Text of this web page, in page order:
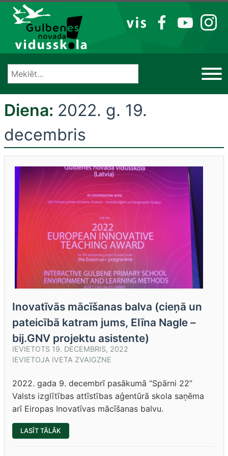
Izlaist
VIS
FB YT IG
Diena: 2022. g. 19.
decembris
Inovatīvās mācīšanas balva (cieņā un
pateicībā katram jums, Elīna Nagle –
bij.GNV projektu asistente)
IEVIETOTS 19. DECEMBRIS, 2022
IEVIETOJA IVETA ZVAIGZNE
2022. gada 9. decembrī pasākumā “Spārni 22”
Valsts izglītības attīstības aģentūrā skola saņēma
arī Eiropas Inovatīvas mācīšanas balvu.
LASĪT TĀLĀK
MĀCĪŠANAS